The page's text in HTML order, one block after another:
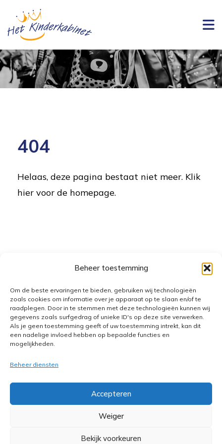
Beheer toestemming
Om de beste ervaringen te bieden, gebruiken wij technologieën
zoals cookies om informatie over je apparaat op te slaan en/of te
raadplegen. Door in te stemmen met deze technologieën kunnen wij
gegevens zoals surfgedrag of unieke ID's op deze site verwerken.
Als je geen toestemming geeft of uw toestemming intrekt, kan dit
een nadelige invloed hebben op bepaalde functies en
mogelijkheden.
Beheer diensten
Accepteren
Weiger
Bekijk voorkeuren
404
Helaas, deze pagina bestaat niet meer. Klik
hier voor de homepage.